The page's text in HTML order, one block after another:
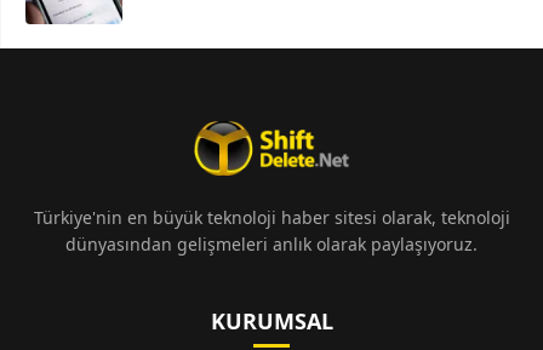
Türkiye'nin en büyük teknoloji haber sitesi olarak, teknoloji
dünyasından gelişmeleri anlık olarak paylaşıyoruz.
KURUMSAL